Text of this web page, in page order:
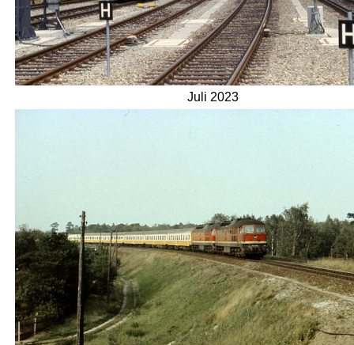
Juli 2023